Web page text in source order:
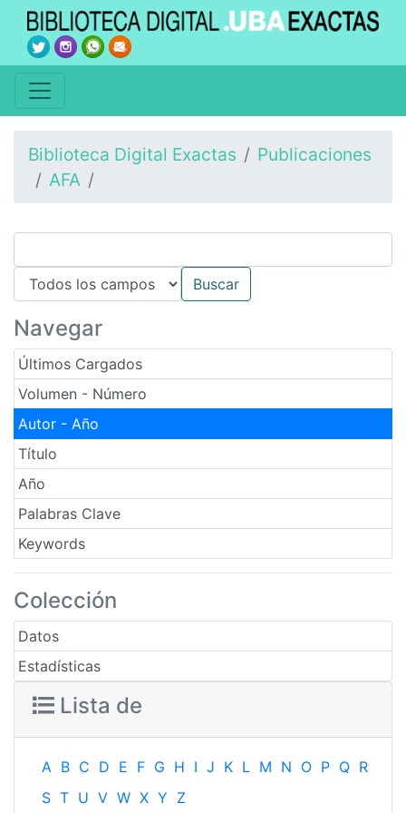
Biblioteca Digital Exactas
Publicaciones
AFA
Navegar
Últimos Cargados
Volumen - Número
Autor - Año
Título
Año
Palabras Clave
Keywords
Colección
Datos
Estadísticas
Lista de
A B C D E F G H I J K L M N O P Q R
S T U V W X Y Z